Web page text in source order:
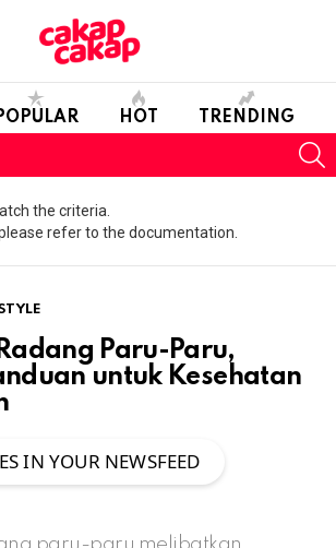
HOT TRENDING
the criteria.
refer to the documentation.
Paru-Paru,
untuk Kesehatan
IN YOUR NEWSFEED